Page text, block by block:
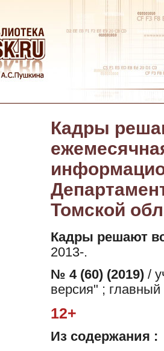
Кадры
Томской
Кадры решают
2013-.
№ 4 (60) (2019) /
версия" ;
12+
Из содержания :